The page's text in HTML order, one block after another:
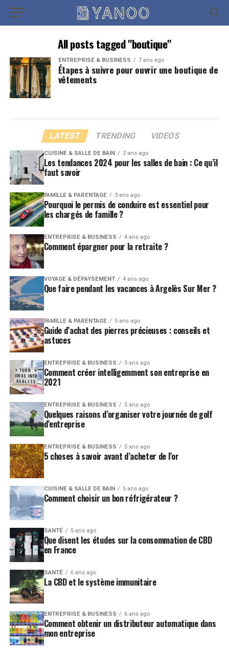
All posts tagged "boutique"
ENTREPRISE & BUSINESS 7 ans ago
Étapes à suivre pour ouvrir une boutique de
vêtements
LATEST TRENDING VIDEOS
CUISINE & SALLE DE BAIN 2 ans ago
Les tendances 2024 pour les salles de bain : Ce qu’il
faut savoir
FAMILLE & PARENTAGE 3 ans ago
Pourquoi le permis de conduire est essentiel pour
les chargés de famille ?
ENTREPRISE & BUSINESS 4 ans ago
Comment épargner pour la retraite ?
VOYAGE & DÉPAYSEMENT 4 ans ago
Que faire pendant les vacances à Argelès Sur Mer ?
FAMILLE & PARENTAGE 5 ans ago
Guide d’achat des pierres précieuses : conseils et
astuces
ENTREPRISE & BUSINESS 5 ans ago
Comment créer intelligemment son entreprise en
2021
ENTREPRISE & BUSINESS 5 ans ago
Quelques raisons d’organiser votre journée de golf
d’entreprise
ENTREPRISE & BUSINESS 5 ans ago
5 choses à savoir avant d’acheter de l’or
CUISINE & SALLE DE BAIN 5 ans ago
Comment choisir un bon réfrigérateur ?
SANTÉ 5 ans ago
Que disent les études sur la consommation de CBD
en France
SANTÉ 6 ans ago
La CBD et le système immunitaire
ENTREPRISE & BUSINESS 6 ans ago
Comment obtenir un distributeur automatique dans
mon entreprise